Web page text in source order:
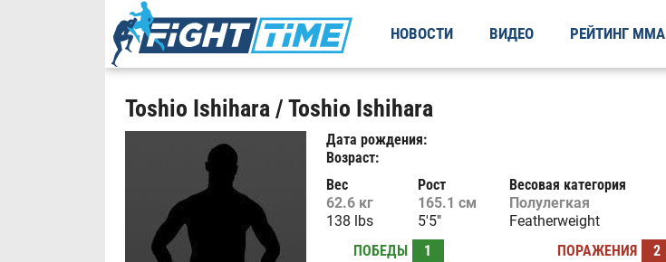
НОВОСТИ ВИДЕО РЕЙТИНГ ММА
Toshio Ishihara / Toshio Ishihara
Дата рождения:
Возраст:
Вес
62.6 кг
138 lbs
Рост
165.1 см
5'5"
Весовая категория
Полулегкая
Featherweight
ПОБЕДЫ
1 ПОРАЖЕНИЯ 2